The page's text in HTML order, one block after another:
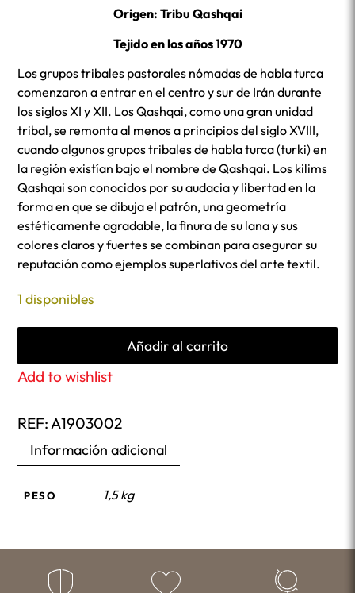
Origen: Tribu Qashqai
Tejido en los años 1970
Los grupos tribales pastorales nómadas de habla turca
comenzaron a entrar en el centro y sur de Irán durante
los siglos XI y XII. Los Qashqai, como una gran unidad
tribal, se remonta al menos a principios del siglo XVIII,
cuando algunos grupos tribales de habla turca (turki) en
la región existían bajo el nombre de Qashqai. Los kilims
Qashqai son conocidos por su audacia y libertad en la
forma en que se dibuja el patrón, una geometría
estéticamente agradable, la finura de su lana y sus
colores claros y fuertes se combinan para asegurar su
reputación como ejemplos superlativos del arte textil.
1 disponibles
Añadir al carrito
Add to wishlist
REF:A1903002
Información adicional
PESO 1,5 kg